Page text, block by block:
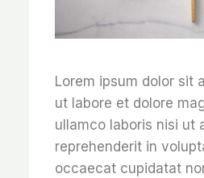
Lorem ipsum dolor sit
ut labore et dolore
ullamco laboris nisi ut
reprehenderit in
occaecat cupidatat